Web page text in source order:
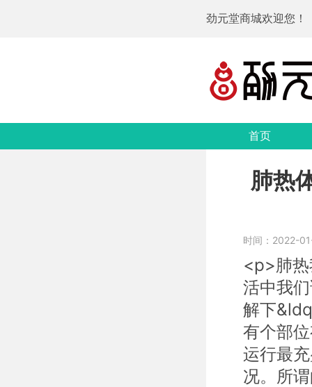
劲元堂商城欢迎您！
首页
肺热
时间：2022-
<p>肺
活中我
解下
有个部
运行最
况。所